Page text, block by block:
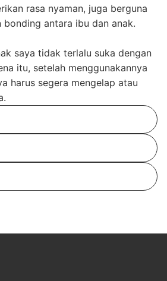
rasa nyaman, juga berguna
antara ibu dan anak.
saya tidak terlalu suka dengan
itu, setelah menggunakannya
harus segera mengelap atau